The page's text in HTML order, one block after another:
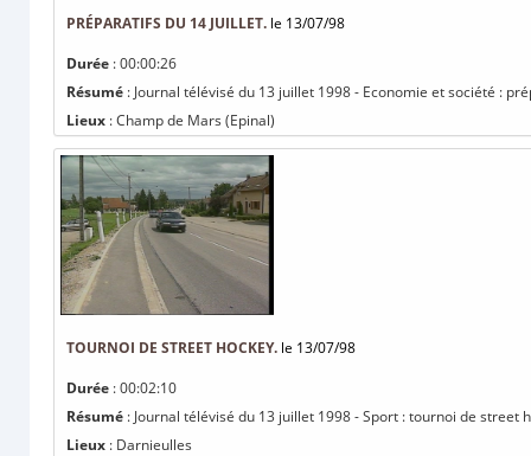
PRÉPARATIFS DU 14 JUILLET. le 13/07/98
Durée : 00:00:26
Résumé : Journal télévisé du 13 juillet 1998 - Economie et société :
Lieux : Champ de Mars (Epinal)
TOURNOI DE STREET HOCKEY. le 13/07/98
Durée : 00:02:10
Résumé : Journal télévisé du 13 juillet 1998 - Sport : tournoi de street
Lieux : Darnieulles